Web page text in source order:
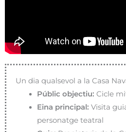
Un dia qualsevol a la Casa
Públic objectiu: Cicle
Eina principal: Visita
personatge teatral